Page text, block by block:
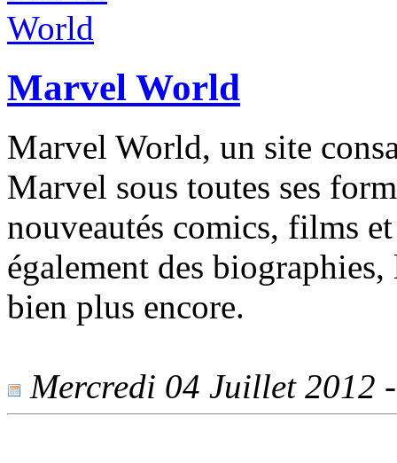
Marvel World
Marvel World, un site
Marvel sous toutes ses
nouveautés comics, films
également des
bien plus encore.
Mercredi 04 Juillet 2012